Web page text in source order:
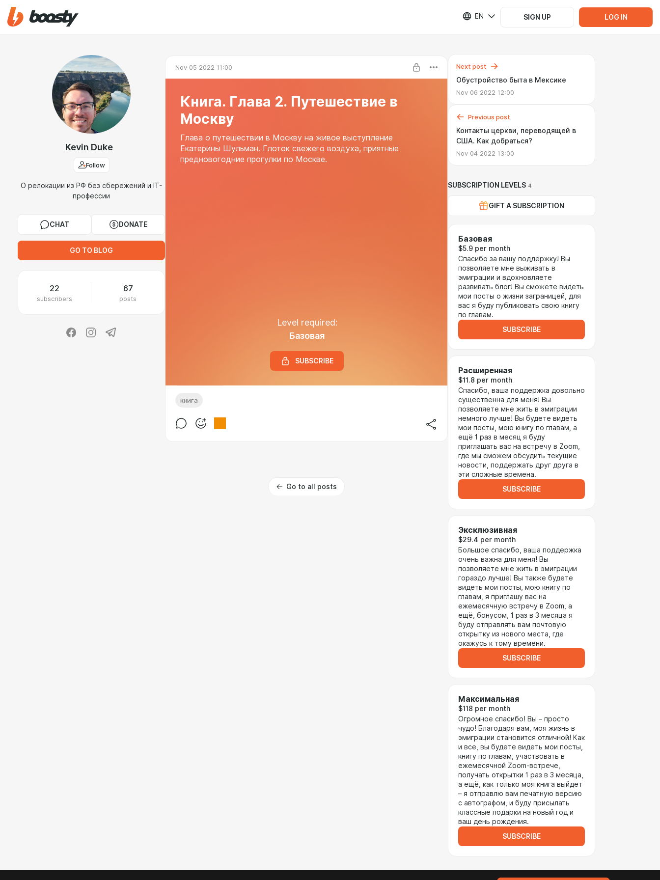
EN SIGN UP LOG IN
Kevin Duke
Follow
О релокации из РФ без сбережений и IT-
профессии
CHAT DONATE
GO TO BLOG
22
subscribers
67
posts
Nov 05 2022 11:00
Книга. Глава 2. Путешествие в
Москву
Глава о путешествии в Москву на живое выступление
Екатерины Шульман. Глоток свежего воздуха, приятные
предновогодние прогулки по Москве.
Level required:
Базовая
SUBSCRIBE
книга
Go to all posts
Next post
Обустройство быта в Мексике
Nov 06 2022 12:00
Previous post
Контакты церкви, переводящей в
США. Как добраться?
Nov 04 2022 13:00
SUBSCRIPTION LEVELS 4
GIFT A SUBSCRIPTION
Базовая
$5.9 per month
Спасибо за вашу поддержку! Вы
позволяете мне выживать в
эмиграции и вдохновляете
развивать блог! Вы сможете видеть
мои посты о жизни заграницей, для
вас я буду публиковать свою книгу
по главам.
SUBSCRIBE
Расширенная
$11.8 per month
Спасибо, ваша поддержка довольно
существенна для меня! Вы
позволяете мне жить в эмиграции
немного лучше! Вы будете видеть
мои посты, мою книгу по главам, а
ещё 1 раз в месяц я буду
приглашать вас на встречу в Zoom,
где мы сможем обсудить текущие
новости, поддержать друг друга в
эти сложные времена.
SUBSCRIBE
Эксклюзивная
$29.4 per month
Большое спасибо, ваша поддержка
очень важна для меня! Вы
позволяете мне жить в эмиграции
гораздо лучше! Вы также будете
видеть мои посты, мою книгу по
главам, я приглашу вас на
ежемесячную встречу в Zoom, а
ещё, бонусом, 1 раз в 3 месяца я
буду отправлять вам почтовую
открытку из нового места, где
окажусь к тому времени.
SUBSCRIBE
Максимальная
$118 per month
Огромное спасибо! Вы – просто
чудо! Благодаря вам, моя жизнь в
эмиграции становится отличной! Как
и все, вы будете видеть мои посты,
книгу по главам, участвовать в
ежемесячной Zoom-встрече,
получать открытки 1 раз в 3 месяца,
а ещё, как только моя книга выйдет
– я отправлю вам печатную версию
с автографом, и буду присылать
классные подарки на новый год и
ваш день рождения.
SUBSCRIBE